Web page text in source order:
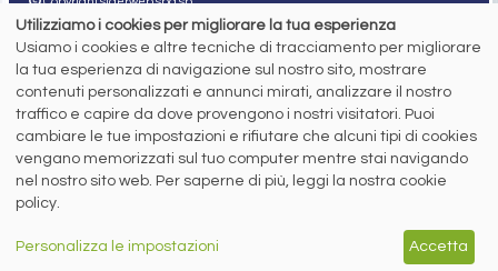
Tutti i diritti sono riservati
Privacy policy
Cookie policy
Digital Services Act Policy
MENU
NEWS
PREZZI ITALIA
MERCATI
ABBONAMENTI
SEGUICI SUI NOSTRI
SOCIAL NETWORK
Utilizziamo i cookies per migliorare la tua esperienza
Usiamo i cookies e altre tecniche di tracciamento per migliorare
la tua esperienza di navigazione sul nostro sito, mostrare
contenuti personalizzati e annunci mirati, analizzare il nostro
traffico e capire da dove provengono i nostri visitatori. Puoi
cambiare le tue impostazioni e rifiutare che alcuni tipi di cookies
vengano memorizzati sul tuo computer mentre stai navigando
nel nostro sito web. Per saperne di più, leggi la nostra cookie
policy.
Personalizza le impostazioni Accetta